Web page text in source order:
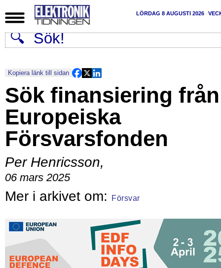
LÖRDAG 8 AUGUSTI 2026
Kopiera länk till sidan
Sök finansiering från
Europeiska
Försvarsfonden
Per Henricsson,
06 mars 2025
Försvar